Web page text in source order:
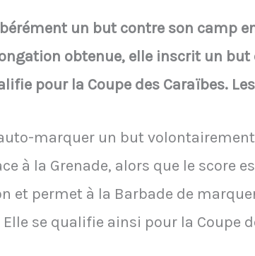
un but contre son camp
obtenue, elle inscrit un
pour la Coupe des Caraïbes.
marquer un but
à la Grenade, alors que le score
et permet à la Barbade de
se qualifie ainsi pour la Coupe